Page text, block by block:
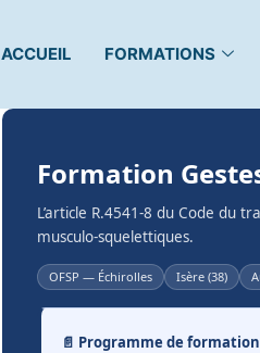
ACCUEIL FORMATIONS
Formation
L’article R.4541-8 du Code du
musculo-squelettiques.
OFSP — Échirolles Isère (38)
📄 Programme de